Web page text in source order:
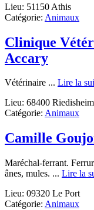
Lieu: 51150 Athis
Catégorie: Animaux
Clinique
Accary
Vétérinaire ... Lire la
Lieu: 68400 Riedisheim
Catégorie: Animaux
Camille
Maréchal-ferrant.
ânes, mules. ... Lire la
Lieu: 09320 Le Port
Catégorie: Animaux